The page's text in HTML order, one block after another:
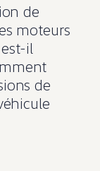
de
moteurs
il
de